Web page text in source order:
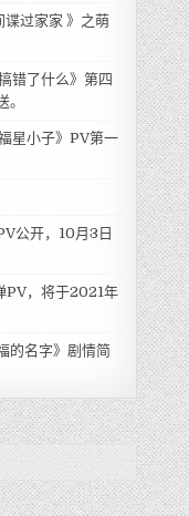
过家家 》之萌
错了什么》第四
星小子》PV第一
公开，10月3日
PV，将于2021年
的名字》剧情简